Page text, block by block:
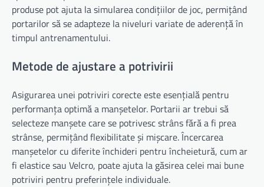
produse pot ajuta la simularea condițiilor de joc, permițând
portarilor să se adapteze la niveluri variate de aderență în
timpul antrenamentului.
Metode de ajustare a potrivirii
Asigurarea unei potriviri corecte este esențială pentru
performanța optimă a manșetelor. Portarii ar trebui să
selecteze manșete care se potrivesc strâns fără a fi prea
strânse, permițând flexibilitate și mișcare. Încercarea
manșetelor cu diferite închideri pentru încheietură, cum ar
fi elastice sau Velcro, poate ajuta la găsirea celei mai bune
potriviri pentru preferințele individuale.